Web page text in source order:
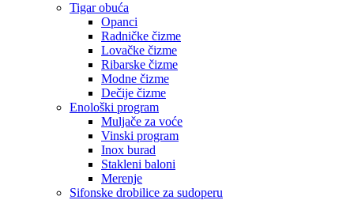
Tigar obuća
Opanci
Radničke čizme
Lovačke čizme
Ribarske čizme
Modne čizme
Dečije čizme
Enološki program
Muljače za voće
Vinski program
Inox burad
Stakleni baloni
Merenje
Sifonske drobilice za sudoperu